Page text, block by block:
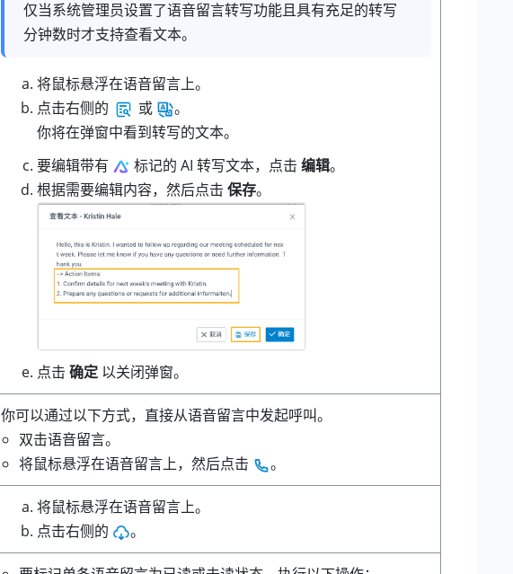
仅当系统管理员设置了语音留言转写功能且具有充足的转写
分钟数时才支持查看文本。
将鼠标悬浮在语音留言上。
点击右侧的
或
。
你将在弹窗中看到转写的文本。
要编辑带有
标记的 AI 转写文本，点击 编辑。
根据需要编辑内容，然后点击 保存。
点击 确定 以关闭弹窗。
你可以通过以下方式，直接从语音留言中发起呼叫。
双击语音留言。
将鼠标悬浮在语音留言上，然后点击
。
将鼠标悬浮在语音留言上。
点击右侧的
。